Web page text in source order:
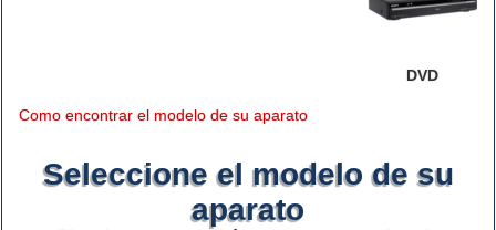
DVD
Como encontrar el modelo de su aparato
Seleccione el modelo de su
aparato